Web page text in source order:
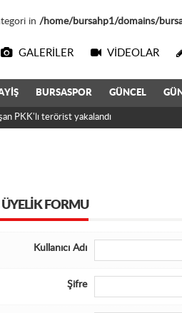
in /home/bursahp1/domains/
GALERILER VIDEOLAR
BURSASPOR GÜNCEL
PKK'lı terörist yakalandı
ÜYELIK FORMU
Kullanıcı Adı
Şifre